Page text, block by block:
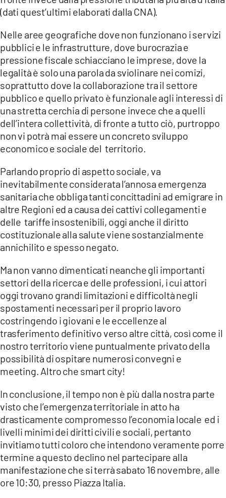
(dati quest’ultimi elaborati dalla CNA).
Nelle aree geografiche dove non funzionano i servizi
pubblici e le infrastrutture, dove burocrazia e
pressione fiscale schiacciano le imprese, dove la
legalità è solo una parola da sviolinare nei comizi,
soprattutto dove la collaborazione tra il settore
pubblico e quello privato è funzionale agli interessi di
una stretta cerchia di persone invece che a quelli
dell’intera collettività, di fronte a tutto ciò, purtroppo
non vi potrà mai essere un concreto sviluppo
economico e sociale del territorio.
Parlando proprio di aspetto sociale, va
inevitabilmente considerata l’annosa emergenza
sanitaria che obbliga tanti concittadini ad emigrare in
altre Regioni ed a causa dei cattivi collegamenti e
delle tariffe insostenibili, oggi anche il diritto
costituzionale alla salute viene sostanzialmente
annichilito e spesso negato.
Ma non vanno dimenticati neanche gli importanti
settori della ricerca e delle professioni, i cui attori
oggi trovano grandi limitazioni e difficoltà negli
spostamenti necessari per il proprio lavoro
costringendo i giovani e le eccellenze al
trasferimento definitivo verso altre città, così come il
nostro territorio viene puntualmente privato della
possibilità di ospitare numerosi convegni e
meeting. Altro che smart city!
In conclusione, il tempo non è più dalla nostra parte
visto che l’emergenza territoriale in atto ha
drasticamente compromesso l’economia locale ed i
livelli minimi dei diritti civili e sociali, pertanto
invitiamo tutti coloro che intendono veramente porre
termine a questo declino nel partecipare alla
manifestazione che si terrà sabato 16 novembre, alle
ore 10:30, presso Piazza Italia.